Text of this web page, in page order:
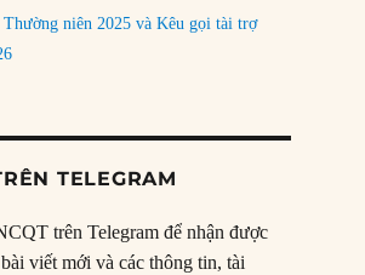
Thường niên 2025 và Kêu gọi tài trợ
TELEGRAM
trên Telegram để nhận được
viết mới và các thông tin, tài